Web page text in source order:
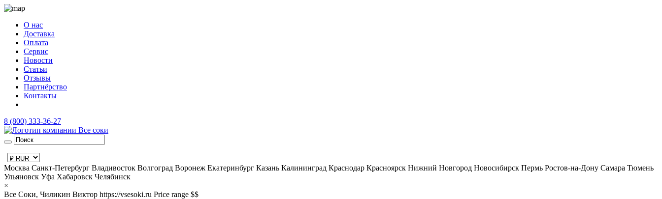
О нас
Доставка
Оплата
Сервис
Новости
Статьи
Отзывы
Партнёрство
Контакты
8 (800) 333-36-27
Москва Санкт-Петербург Владивосток Волгоград Воронеж Екатеринбург Казань Калининград Краснодар Красноярск Нижний Новгород Новосибирск Пермь Ростов-на-Дону Самара Тюмень
Ульяновск Уфа Хабаровск Челябинск
×
Все Соки, Чиликин Виктор https://vsesoki.ru Price range $$